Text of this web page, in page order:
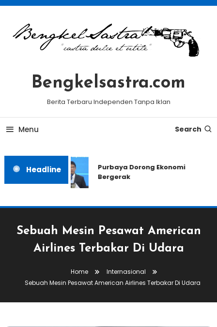
Skip
Content
Bengkelsastra.com
Berita Terbaru Independen Tanpa Iklan
Menu Search
Headline
Purbaya Dorong Ekonomi
Bergerak
Sebuah Mesin Pesawat American
Airlines Terbakar Di Udara
Home
Internasional
Sebuah Mesin Pesawat American Airlines Terbakar Di Udara